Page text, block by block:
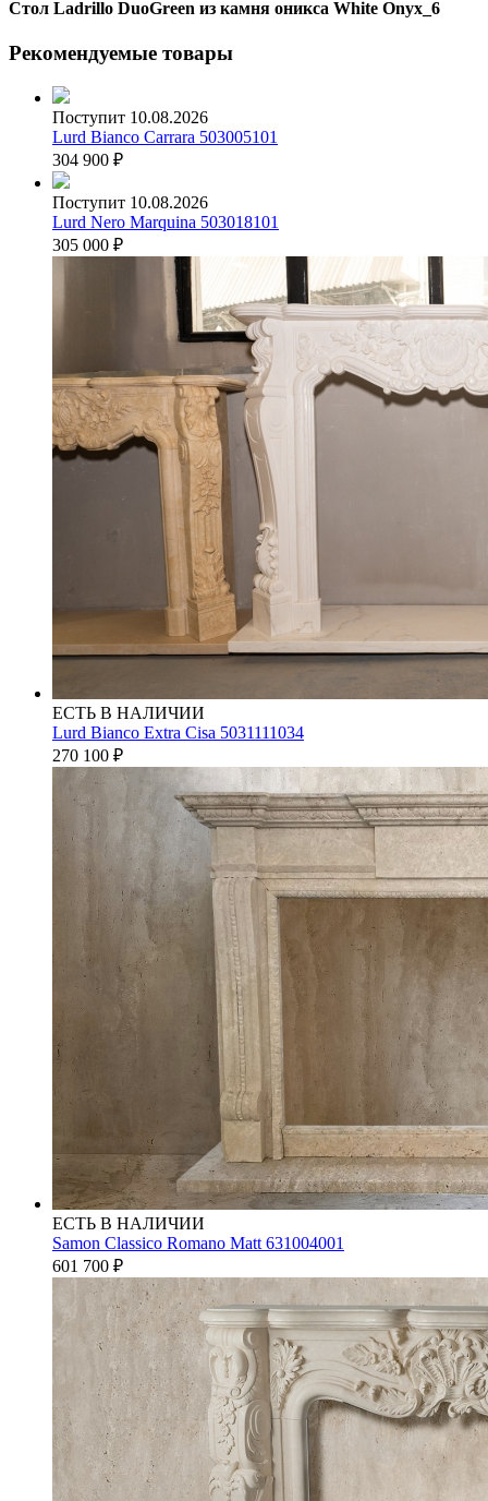
Стол Ladrillo DuoGreen из камня оникса White Onyx_6
Рекомендуемые товары
Поступит 10.08.2026
Lurd Bianco Carrara 503005101
304 900 ₽
Поступит 10.08.2026
Lurd Nero Marquina 503018101
305 000 ₽
ЕСТЬ В НАЛИЧИИ
Lurd Bianco Extra Cisa 5031111034
270 100 ₽
ЕСТЬ В НАЛИЧИИ
Samon Classico Romano Matt 631004001
601 700 ₽